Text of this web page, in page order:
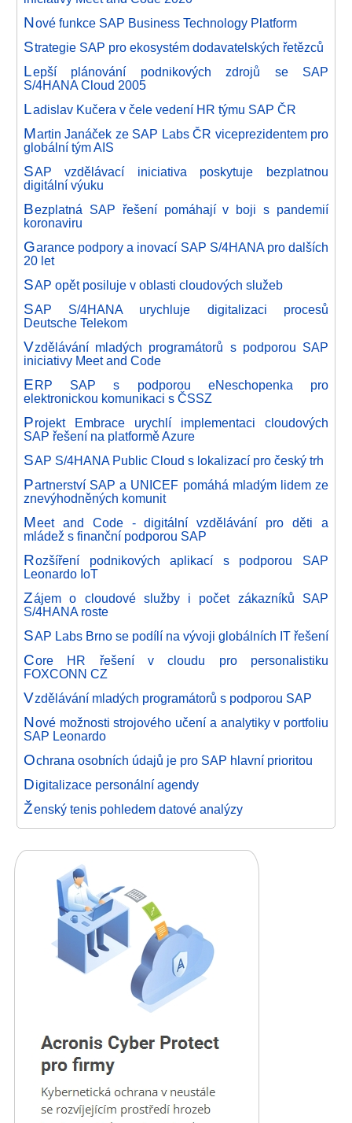
Nové funkce SAP Business Technology Platform
Strategie SAP pro ekosystém dodavatelských řetězců
Lepší plánování podnikových zdrojů se SAP
S/4HANA Cloud 2005
Ladislav Kučera v čele vedení HR týmu SAP ČR
Martin Janáček ze SAP Labs ČR viceprezidentem pro
globální tým AIS
SAP vzdělávací iniciativa poskytuje bezplatnou
digitální výuku
Bezplatná SAP řešení pomáhají v boji s pandemií
koronaviru
Garance podpory a inovací SAP S/4HANA pro dalších
20 let
SAP opět posiluje v oblasti cloudových služeb
SAP S/4HANA urychluje digitalizaci procesů
Deutsche Telekom
Vzdělávání mladých programátorů s podporou SAP
iniciativy Meet and Code
ERP SAP s podporou eNeschopenka pro
elektronickou komunikaci s ČSSZ
Projekt Embrace urychlí implementaci cloudových
SAP řešení na platformě Azure
SAP S/4HANA Public Cloud s lokalizací pro český trh
Partnerství SAP a UNICEF pomáhá mladým lidem ze
znevýhodněných komunit
Meet and Code - digitální vzdělávání pro děti a
mládež s finanční podporou SAP
Rozšíření podnikových aplikací s podporou SAP
Leonardo IoT
Zájem o cloudové služby i počet zákazníků SAP
S/4HANA roste
SAP Labs Brno se podílí na vývoji globálních IT řešení
Core HR řešení v cloudu pro personalistiku
FOXCONN CZ
Vzdělávání mladých programátorů s podporou SAP
Nové možnosti strojového učení a analytiky v portfoliu
SAP Leonardo
Ochrana osobních údajů je pro SAP hlavní prioritou
Digitalizace personální agendy
Ženský tenis pohledem datové analýzy